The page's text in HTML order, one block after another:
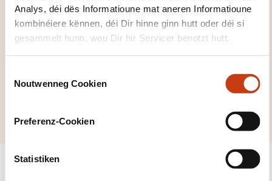
Analys, déi dës Informatioune mat aneren Informatioune
kombinéiere kënnen, déi Dir hinne ginn hutt oder déi si
gesammelt hunn, wou Dir hir Servicer benotzt hutt.
Noutwenneg Cookien
Preferenz-Cookien
Statistiken
Klickt hei, fir all